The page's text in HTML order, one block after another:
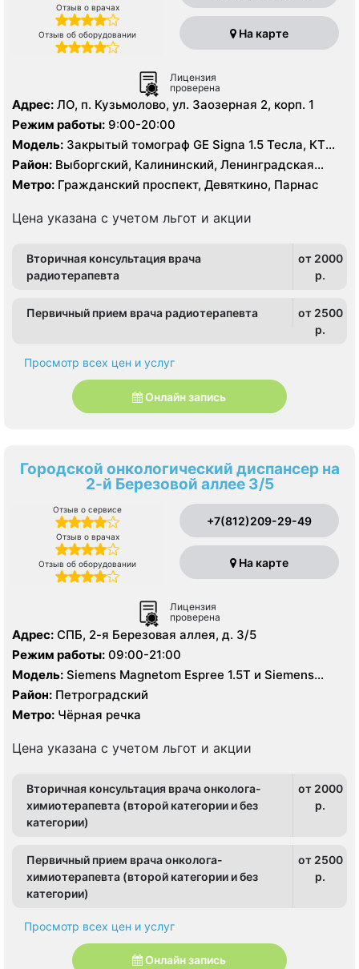
Отзыв о врачах
Отзыв об оборудовании На карте
Лицензия
проверена
Адрес: ЛО, п. Кузьмолово, ул. Заозерная 2, корп. 1
Режим работы: 9:00-20:00
Модель: Закрытый томограф GE Signa 1.5 Тесла, КТ
Siemens Somatom 16 срезов
Район: Выборгский, Калининский, Ленинградская
область
Метро: Гражданский проспект, Девяткино, Парнас
Цена указана с учетом льгот и акции
Вторичная консультация врача
радиотерапевта
от 2000
p.
Первичный прием врача радиотерапевта
от 2500
p.
Просмотр всех цен и услуг
Онлайн запись
Городской онкологический диспансер на
2-й Березовой аллее 3/5
Отзыв о сервисе
Отзыв о врачах
Отзыв об оборудовании
+7(812)209-29-49
На карте
Лицензия
проверена
Адрес: СПБ, 2-я Березовая аллея, д. 3/5
Режим работы: 09:00-21:00
Модель: Siemens Magnetom Espree 1.5T и Siemens
Magnetom Area 1.5T, КТ 128 срезов, УЗИ экспертного
класса, цифровой рентген
Район: Петроградский
Метро: Чёрная речка
Цена указана с учетом льгот и акции
Вторичная консультация врача онколога-
химиотерапевта (второй категории и без
категории)
от 2000
p.
Первичный прием врача онколога-
химиотерапевта (второй категории и без
категории)
от 2500
p.
Просмотр всех цен и услуг
Онлайн запись